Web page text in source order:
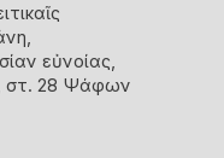
εὐνοίας,
στ. 28 Ψάφων